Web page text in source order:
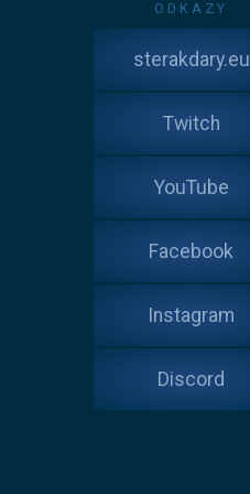
ODKAZY
sterakdary.eu
Twitch
YouTube
Facebook
Instagram
Discord